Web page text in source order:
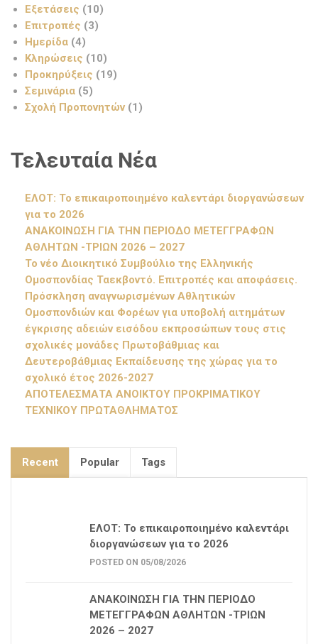
Εξετάσεις (10)
Επιτροπές (3)
Ημερίδα (4)
Κληρώσεις (10)
Προκηρύξεις (19)
Σεμινάρια (5)
Σχολή Προπονητών (1)
Τελευταία Νέα
ΕΛΟΤ: Το επικαιροποιημένο καλεντάρι διοργανώσεων
για το 2026
ΑΝΑΚΟΙΝΩΣΗ ΓΙΑ ΤΗΝ ΠΕΡΙΟΔΟ ΜΕΤΕΓΓΡΑΦΩΝ
ΑΘΛΗΤΩΝ -ΤΡΙΩΝ 2026 – 2027
Το νέο Διοικητικό Συμβούλιο της Ελληνικής
Ομοσπονδίας Ταεκβοντό. Επιτροπές και αποφάσεις.
Πρόσκληση αναγνωρισμένων Αθλητικών
Ομοσπονδιών και Φορέων για υποβολή αιτημάτων
έγκρισης αδειών εισόδου εκπροσώπων τους στις
σχολικές μονάδες Πρωτοβάθμιας και
Δευτεροβάθμιας Εκπαίδευσης της χώρας για το
σχολικό έτος 2026-2027
ΑΠΟΤΕΛΕΣΜΑΤΑ ΑΝΟΙΚΤΟΥ ΠΡΟΚΡΙΜΑΤΙΚΟΥ
ΤΕΧΝΙΚΟΥ ΠΡΩΤΑΘΛΗΜΑΤΟΣ
Recent Popular Tags
ΕΛΟΤ: Το επικαιροποιημένο καλεντάρι
διοργανώσεων για το 2026
POSTED ON 05/08/2026
ΑΝΑΚΟΙΝΩΣΗ ΓΙΑ ΤΗΝ ΠΕΡΙΟΔΟ
ΜΕΤΕΓΓΡΑΦΩΝ ΑΘΛΗΤΩΝ -ΤΡΙΩΝ
2026 – 2027